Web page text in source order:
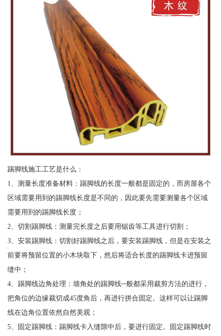
踢脚线施工工艺是什么：
1、测量长度准备材料：踢脚线的长度一般都是固定的，而房屋各个
区域需要用到的踢脚线长度是不同的，因此要先需要测量各个区域
需要用到的踢脚线长度；
2、切割踢脚线：测量完长度之后要用锯齿等工具进行切割；
3、安装踢脚线：切割好踢脚线之后，要安装踢脚线，但是在安装之
前要将预留位置的小木块取下，然后将适合长度的踢脚线卡进预留
缝中；
4、踢脚线边角处理：墙角处的踢脚线─般都采用裁剪方法的进行，
把角位的边缘裁切成45度角后，再进行拼合固定。这样可以让踢脚
线在边角位置依然自然美观；
5、固定踢脚线：踢脚线卡入缝隙中后，要进行固定。固定踢脚线时